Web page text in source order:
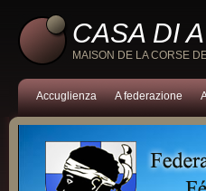
CASA DI
MAISON DE LA CORSE
Accuglienza A federazione